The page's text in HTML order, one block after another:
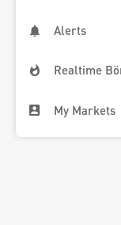
Alerts
Realtime
My Markets